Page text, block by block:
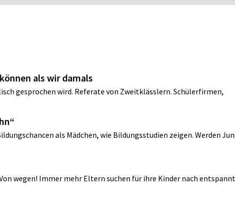
als wir damals
gesprochen wird. Referate von Zweitklässlern. Schülerfirmen,
als Mädchen, wie Bildungsstudien zeigen. Werden
wegen! Immer mehr Eltern suchen für ihre Kinder nach